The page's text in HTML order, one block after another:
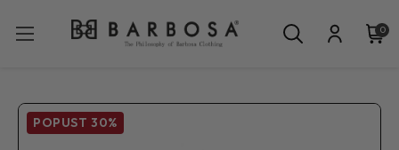
0
POPUST30%